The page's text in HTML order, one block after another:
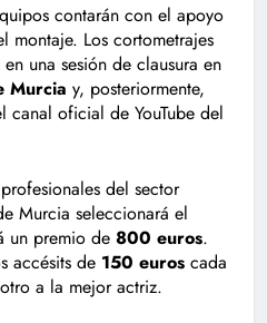
contarán con el apoyo
montaje. Los cortometrajes
una sesión de clausura en
Murcia y, posteriormente,
canal oficial de YouTube del
del sector
Murcia seleccionará el
un premio de 800 euros.
accésits de 150 euros cada
a la mejor actriz.